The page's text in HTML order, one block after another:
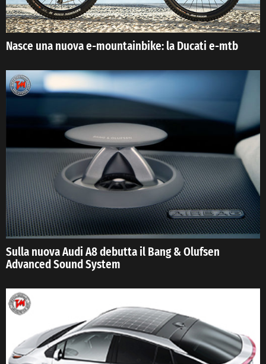
Nasce una nuova e-mountainbike: la Ducati e-mtb
Sulla nuova Audi A8 debutta il Bang & Olufsen
Advanced Sound System